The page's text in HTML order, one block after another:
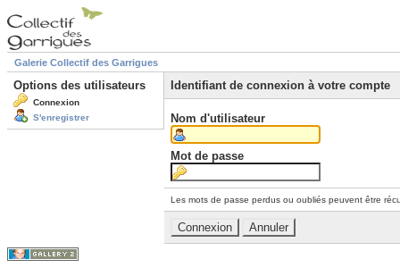
Galerie Collectif des Garrigues
Options des utilisateurs
Connexion
S'enregistrer
Identifiant de connexion à votre compte
Nom d'utilisateur
Mot de passe
Les mots de passe perdus ou oubliés peuvent être